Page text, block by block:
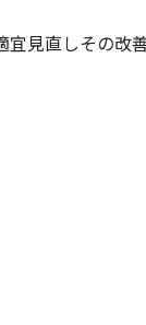
見直しその改善